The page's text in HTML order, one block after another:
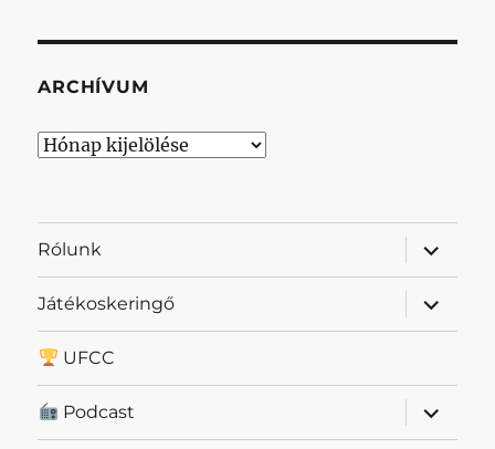
ARCHÍVUM
Archívum
Rólunk
almenü
Játékoskeringő
almenü
UFCC
Podcast
almenü